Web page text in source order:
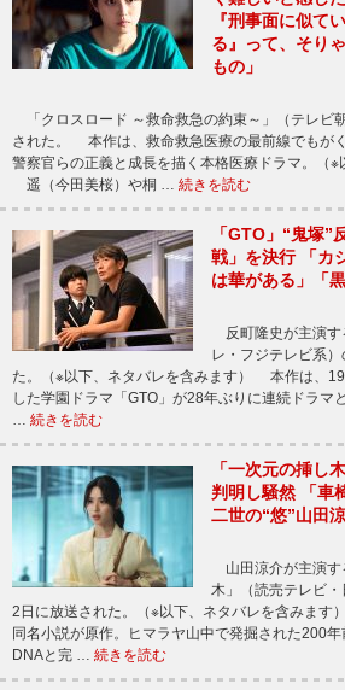
『刑事面に似て
る』って、そり
もの」
「クロスロード ～救命救急の約束～」（テレビ
された。 本作は、救命救急医療の最前線でもが
警察官らの正義と成長を描く本格医療ドラマ。（※
遥（今田美桜）や桐 … 続きを読む
「GTO」“鬼塚
戦」を決行 「カ
は華がある」「
反町隆史が主演す
レ・フジテレビ系
た。（※以下、ネタバレを含みます） 本作は、
した学園ドラマ「GTO」が28年ぶりに連続ドラマ
… 続きを読む
「一次元の挿し
判明し騒然 「車
二世の“悠”山田
山田涼介が主演す
木」（読売テレビ・
2日に放送された。（※以下、ネタバレを含みま
同名小説が原作。ヒマラヤ山中で発掘された200
DNAと完 … 続きを読む